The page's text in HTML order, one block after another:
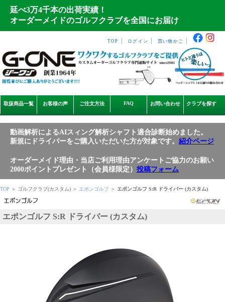
延べ3万4千本の出荷実績！
オーダーメイドのゴルフクラブを全国にお届け
TOP ログイン 買い物かご
取扱商品一覧 お客様の声 ご注文方法 FAQ お問い合わせ クラブを探す
動画解析によるAIスィング解析シャフト適合診断始めました。
新規にドライバーをご購入いただいた方が対象です。 紹介ページ
オーダーメイド理由・当店ご利用理由アンケートご協力のお願い
2000ポイントプレゼント（会員様限定） 投稿フォーム
TOP ＞ ゴルフクラブ(カスタム) ＞ エポンゴルフ ＞ エポンゴルフ S:R ドライバー (カスタム)
エポンゴルフ S:R ドライバー (カスタム)